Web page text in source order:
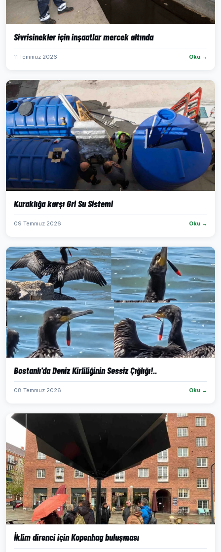
Sivrisinekler için inşaatlar mercek altında
11 Temmuz 2026 Oku →
Kuraklığa karşı Gri Su Sistemi
09 Temmuz 2026 Oku →
Bostanlı'da Deniz Kirliliğinin Sessiz Çığlığı!..
08 Temmuz 2026 Oku →
İklim direnci için Kopenhag buluşması